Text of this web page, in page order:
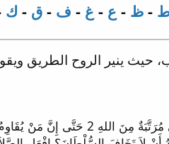
- ظ - ع - غ - ف - ق - ك
ينير الروح الطريق
1 لِتَخْضَعْ كُلُّ نَفْسٍ لِلسَّلاَطِين الْفَائِقَةِ لأَنَّهُ لَيْسَ